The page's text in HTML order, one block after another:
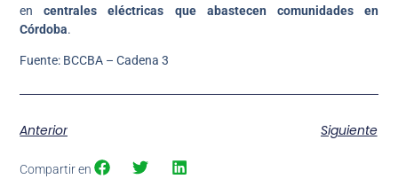
encentrales eléctricas que abastecen comunidades en
Córdoba.
Fuente: BCCBA – Cadena 3
Anterior Siguiente
Compartir en